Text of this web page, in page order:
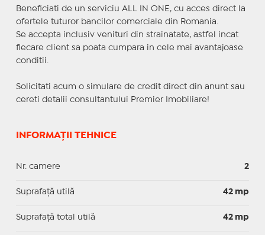
Beneficiati de un serviciu ALL IN ONE, cu acces direct la
ofertele tuturor bancilor comerciale din Romania.
Se accepta inclusiv venituri din strainatate, astfel incat
fiecare client sa poata cumpara in cele mai avantajoase
conditii.
Solicitati acum o simulare de credit direct din anunt sau
cereti detalii consultantului Premier Imobiliare!
INFORMAȚII TEHNICE
Nr. camere 2
Suprafaţă utilă 42 mp
Suprafaţă total utilă 42 mp